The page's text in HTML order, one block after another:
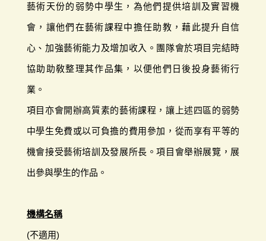
藝術天份的弱勢中學生，為他們提供培訓及實習機
會，讓他們在藝術課程中擔任助教，藉此提升自信
心、加強藝術能力及增加收入。團隊會於項目完結時
協助助敎整理其作品集，以便他們日後投身藝術行
業。
項目亦會開辦高質素的藝術課程，讓上述四區的弱勢
中學生免費或以可負擔的費用參加，從而享有平等的
機會接受藝術培訓及發展所長。項目會舉辦展覽，展
出參與學生的作品。
機構名稱
(不適用)